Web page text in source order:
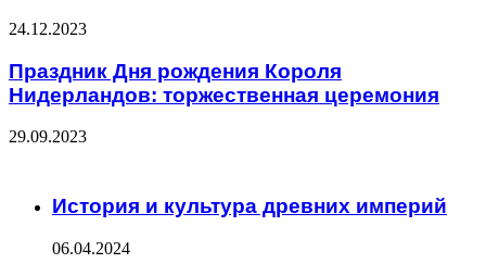
24.12.2023
Праздник Дня рождения Короля
Нидерландов: торжественная церемония
29.09.2023
История и культура древних империй
06.04.2024